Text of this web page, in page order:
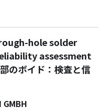
hole solder
assessment
のボイド：検査と信